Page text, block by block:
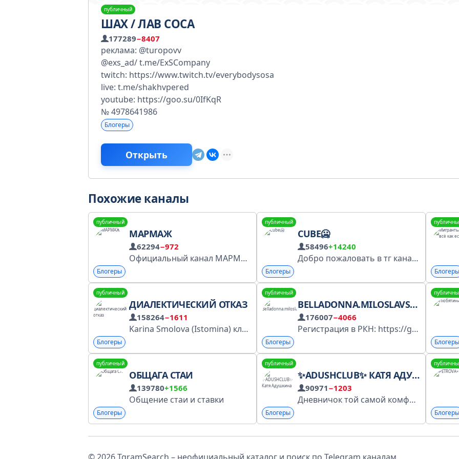
публичный
ШАХ / ЛАВ СОСА
177289−8407
реклама: @turopovv
@exs_ad/ t.me/ExSCompany
twitch: https://www.twitch.tv/everybodysosa
live: t.me/shakhvpered
youtube: https://goo.su/0IfKqR
№ 4978641986
Блогеры
Открыть
Похожие каналы
публичный
МАРМАЖ
62294−972
Официальный канал МАРМАЖА! Тут у нас всякое) По вопросам рекламы: @Neznanov_Igor Сотрудничество в тг: @oldpurple Включен РКН в перечень персональных страниц: https://knd.gov.ru/license?id=676c59354e740947bebafaff&registryType=bloggersPermission
Блогеры
публичный
CUBE🥶
58496+14240
Добро пожаловать в тг канал Куба По вопросам и сотрудничеству писать сюда - @Cu6ickk_manager Бот с гемами - @CubeGemsBot Мой днс и впн - https://t.me/cubeDNSbot
Блогеры Блогеры
публичный
ДИАЛЕКТИЧЕСКИЙ ОТКАЗ
158264−1611
Karina Smolova (Istomina) клиника психиатрии и центр поведенческой терапии: https://handlingbetter.ru karina.istomina94@gmail.com Регистрация в реестре РКН https://rknn.link/es
Блогеры
публичный
BELLADONNA.MILOSLAVSKSYAA
176007−4066
Регистрация в РКН: https://gosuslugi.ru/snet/686f48bc565dbc62470be978 Реклама: @nininicelodeon https://vk.com/belladonna.miloslavskayaa
Блогеры Блогеры
публичный
ОБЩАГА СТАИ
139780+1566
Общение стаи и ставки
Блогеры
публичный
✨ADUSHCLUB✨ КАТЯ АДУШКИНА
90971−1203
Дневничок той самой комфортной подружки🍵🤍 Тут про гармонию с собой, wellness, дисциплину и музыку! Сотрудничество: Adushkina@didenok.com А+ Включен в перечень персональных страниц: https://rknn.link/dZ
Блогеры Блогеры